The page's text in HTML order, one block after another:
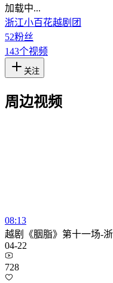
加载中...
浙江小百花越剧团
52粉丝
143个视频
关注
周边视频
08:13
越剧《胭脂》第十一场-
04-22
728